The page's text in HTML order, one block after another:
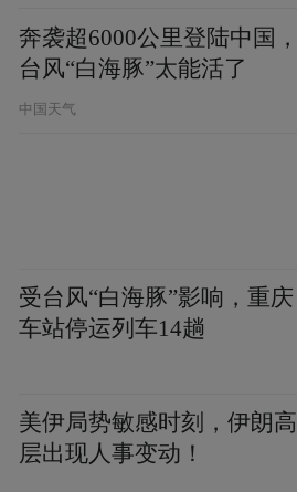
奔袭超6000公里登陆中国，
台风“白海豚”太能活了
中国天气
受台风“白海豚”影响，重庆
车站停运列车14趟
美伊局势敏感时刻，伊朗高
层出现人事变动！